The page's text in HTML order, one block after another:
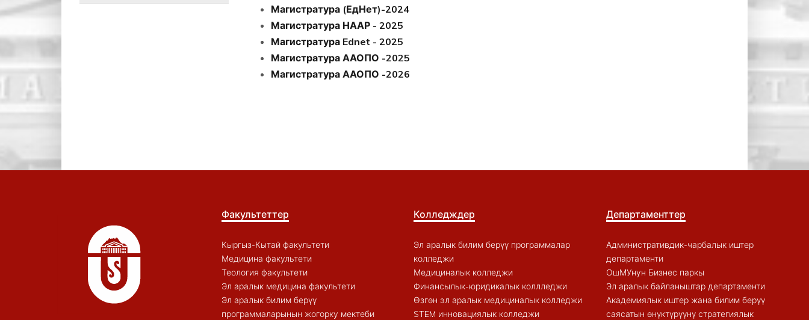
Магистратура (ЕдНет)-2024
Магистратура НААР - 2025
Магистратура Ednet - 2025
Магистратура ААОПО -2025
Магистратура ААОПО -2026
Факультеттер
Кыргыз-Кытай факультети
Медицина факультети
Теология факультети
Эл аралык медицина факультети
Эл аралык билим берүү
программаларынын жогорку мектеби
Колледждер
Эл аралык билим берүү программалар
колледжи
Медициналык колледжи
Финансылык-юридикалык коллледжи
Өзгөн эл аралык медициналык колледжи
STEM инновациялык колледжи
Департаменттер
Административдик-чарбалык иштер
департаменти
ОшМУнун Бизнес паркы
Эл аралык байланыштар департаменти
Академиялык иштер жана билим берүү
саясатын өнүктүрүүнү стратегиялык